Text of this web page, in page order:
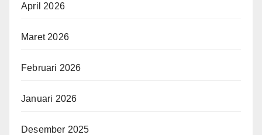
April 2026
Maret 2026
Februari 2026
Januari 2026
Desember 2025